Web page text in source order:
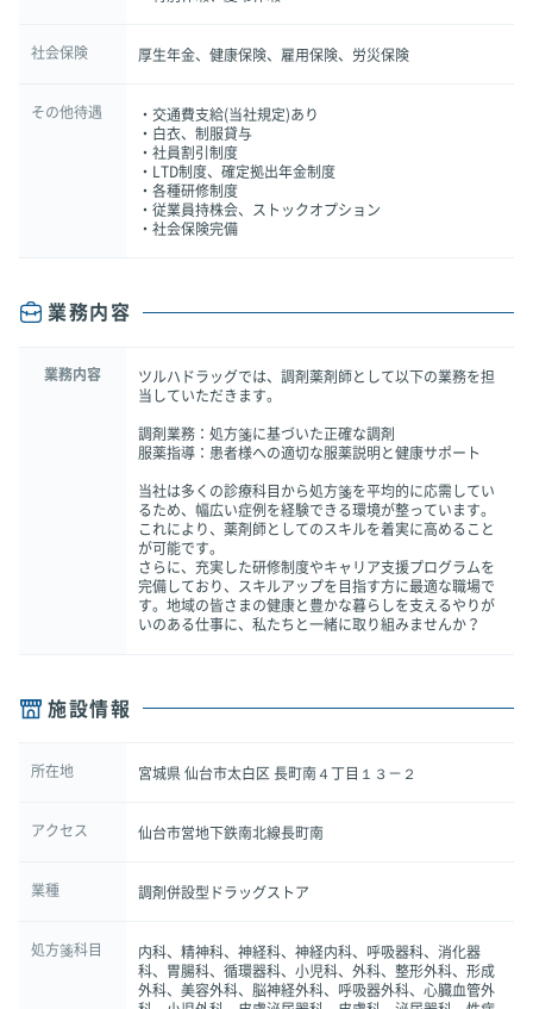
社会保険 厚生年金、健康保険、雇用保険、労災保険
その他待遇
・交通費支給(当社規定)あり
・白衣、制服貸与
・社員割引制度
・LTD制度、確定拠出年金制度
・各種研修制度
・従業員持株会、ストックオプション
・社会保険完備
業務内容
業務内容
ツルハドラッグでは、調剤薬剤師として以下の業務を担
当していただきます。
調剤業務：処方箋に基づいた正確な調剤
服薬指導：患者様への適切な服薬説明と健康サポート
当社は多くの診療科目から処方箋を平均的に応需してい
るため、幅広い症例を経験できる環境が整っています。
これにより、薬剤師としてのスキルを着実に高めること
が可能です。
さらに、充実した研修制度やキャリア支援プログラムを
完備しており、スキルアップを目指す方に最適な職場で
す。地域の皆さまの健康と豊かな暮らしを支えるやりが
いのある仕事に、私たちと一緒に取り組みませんか？
施設情報
所在地 宮城県 仙台市太白区 長町南４丁目１３－２
アクセス 仙台市営地下鉄南北線長町南
業種 調剤併設型ドラッグストア
処方箋科目
内科、精神科、神経科、神経内科、呼吸器科、消化器
科、胃腸科、循環器科、小児科、外科、整形外科、形成
外科、美容外科、脳神経外科、呼吸器外科、心臓血管外